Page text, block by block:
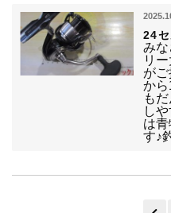
24
み
リ
が
から
も
し
は
す♪